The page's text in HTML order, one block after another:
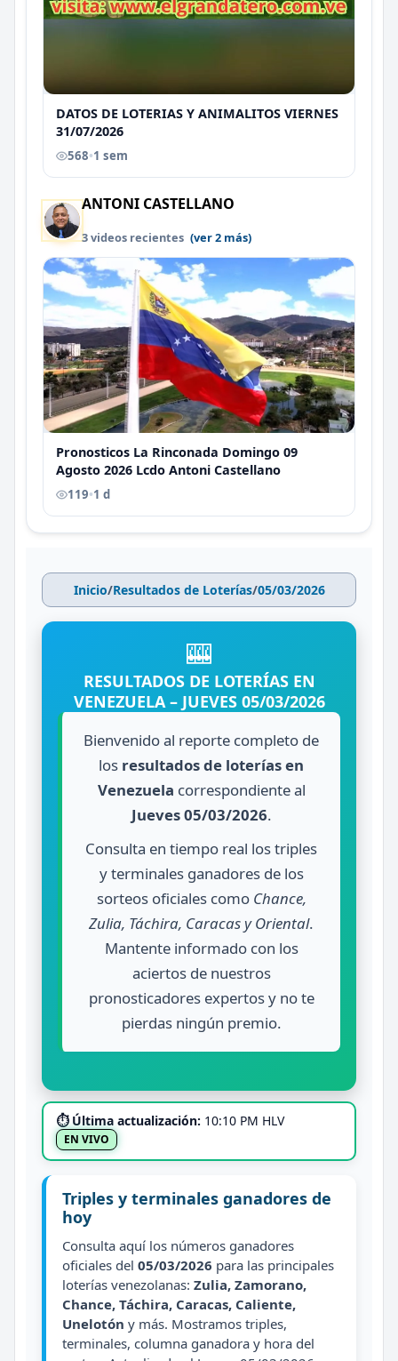
DATOS DE LOTERIAS Y ANIMALITOS VIERNES
31/07/2026
568•1 sem
ANTONI CASTELLANO
3 videos recientes (ver 2 más)
Pronosticos La Rinconada Domingo 09
Agosto 2026 Lcdo Antoni Castellano
119•1 d
Inicio/Resultados de Loterías/05/03/2026
🎰
RESULTADOS DE LOTERÍAS EN
VENEZUELA – JUEVES 05/03/2026
Bienvenido al reporte completo de
los resultados de loterías en
Venezuela correspondiente al
Jueves 05/03/2026.
Consulta en tiempo real los triples
y terminales ganadores de los
sorteos oficiales como Chance,
Zulia, Táchira, Caracas y Oriental.
Mantente informado con los
aciertos de nuestros
pronosticadores expertos y no te
pierdas ningún premio.
⏱ Última actualización: 10:10 PM HLV
EN VIVO
Triples y terminales ganadores de
hoy
Consulta aquí los números ganadores
oficiales del 05/03/2026 para las principales
loterías venezolanas: Zulia, Zamorano,
Chance, Táchira, Caracas, Caliente,
Unelotón y más. Mostramos triples,
terminales, columna ganadora y hora del